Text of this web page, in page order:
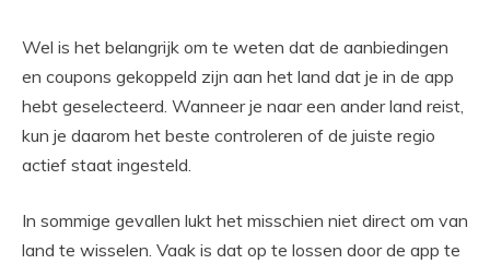
Wel is het belangrijk om te weten dat de aanbiedingen
en coupons gekoppeld zijn aan het land dat je in de app
hebt geselecteerd. Wanneer je naar een ander land reist,
kun je daarom het beste controleren of de juiste regio
actief staat ingesteld.
In sommige gevallen lukt het misschien niet direct om van
land te wisselen. Vaak is dat op te lossen door de app te